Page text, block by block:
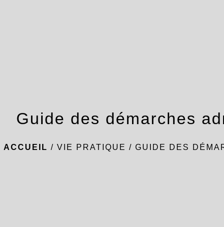
Guide des démarches
ACCUEIL / VIE PRATIQUE / GUIDE DES